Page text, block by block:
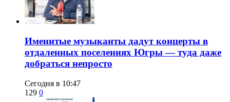
Именитые музыканты дадут концерты в
отдаленных поселениях Югры — туда даже
добраться непросто
Сегодня в 10:47
129 0